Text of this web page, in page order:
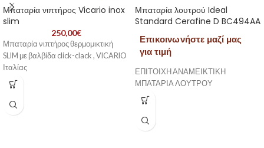
Μπαταρία νιπτήρος Vicario inox
slim
250,00€
Μπαταρία νιπτήρος θερμομικτική
SLIM με βαλβίδα click-clack , VICARIO
Ιταλίας
Μπαταρία λουτρού Ideal
Standard Cerafine D BC494AA
Επικοινωνήστε μαζί μας
για τιμή
ΕΠΙΤΟΙΧΗ ΑΝΑΜΕΙΚΤΙΚΗ
ΜΠΑΤΑΡΙΑ ΛΟΥΤΡΟΥ